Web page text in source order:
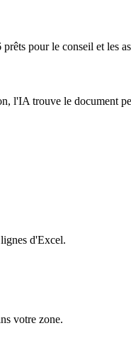
pour le conseil et les
l'IA trouve le document
d'Excel.
votre zone.